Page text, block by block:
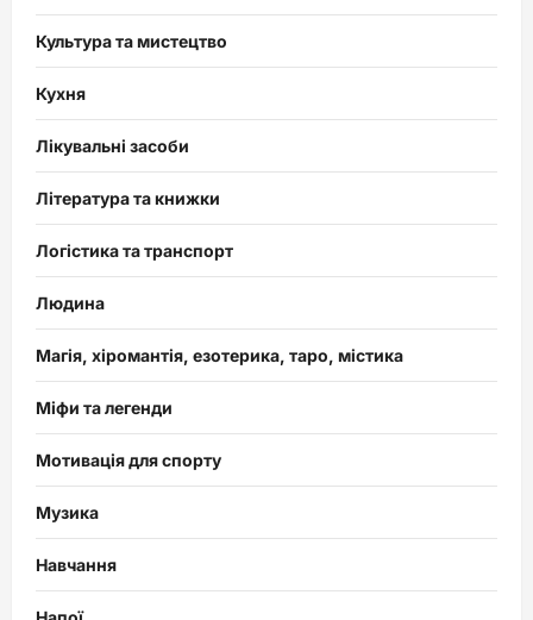
Культура та мистецтво
Кухня
Лікувальні засоби
Література та книжки
Логістика та транспорт
Людина
Магія, хіромантія, езотерика, таро, містика
Міфи та легенди
Мотивація для спорту
Музика
Навчання